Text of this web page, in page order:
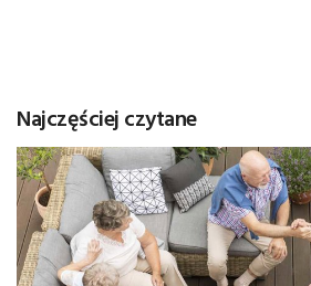
Najczęściej czytane